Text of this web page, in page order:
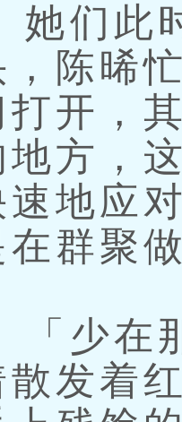
们此
，陈晞
打开，
地方，
速地应
在群聚
少在
散发着